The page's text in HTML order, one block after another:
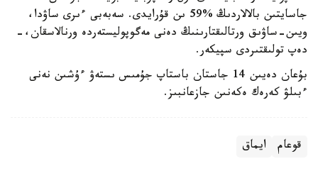
جاسايتىن بالالاردىڭ %59 ىن قۇرايدى. سەبەبى ءىرى ساۋدا،
ويىن-ساۋىق ورتالىقتارىنىڭ دەنى مەگوپوليستەردە ورنالاسقان،-
دەپ تولىقتىردى سپيكەر.
بۇعان دەيىن 14 جاستان باستاپ جۇمىس ىستەۋ ءۇشىن نەنى
ءبىلۋ كەرەك ەكەنىن جازعانبىز.
قوعام ايماق